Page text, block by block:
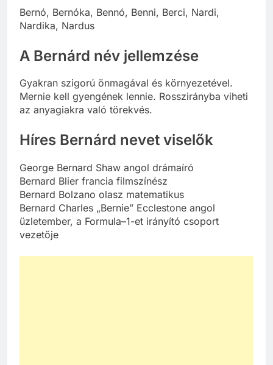
Bernó, Bernóka, Bennó, Benni, Berci, Nardi,
Nardika, Nardus
A Bernárd név jellemzése
Gyakran szigorú önmagával és környezetével.
Mernie kell gyengének lennie. Rosszirányba viheti
az anyagiakra való törekvés.
Híres Bernárd nevet viselők
George Bernard Shaw angol drámaíró
Bernard Blier francia filmszínész
Bernard Bolzano olasz matematikus
Bernard Charles „Bernie” Ecclestone angol
üzletember, a Formula–1-et irányító csoport
vezetője